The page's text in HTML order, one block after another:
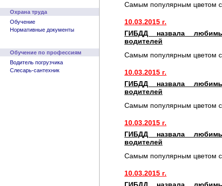
Охрана труда
Обучение
Нормативные документы
Обучение по профессиям
Водитель погрузчика
Слесарь-сантехник
Самым популярным цветом
10.03.2015 г.
ГИБДД назвала
водителей
Самым популярным цветом
10.03.2015 г.
ГИБДД назвала
водителей
Самым популярным цветом
10.03.2015 г.
ГИБДД назвала
водителей
Самым популярным цветом
10.03.2015 г.